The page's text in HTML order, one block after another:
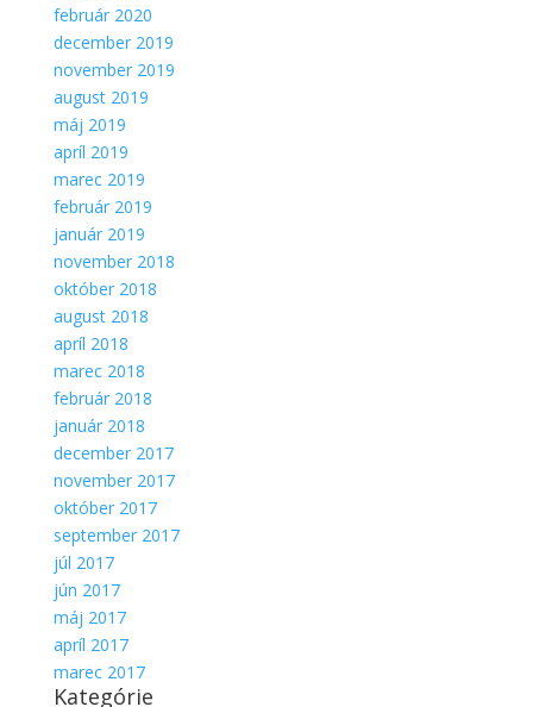
február 2020
december 2019
november 2019
august 2019
máj 2019
apríl 2019
marec 2019
február 2019
január 2019
november 2018
október 2018
august 2018
apríl 2018
marec 2018
február 2018
január 2018
december 2017
november 2017
október 2017
september 2017
júl 2017
jún 2017
máj 2017
apríl 2017
marec 2017
Kategórie